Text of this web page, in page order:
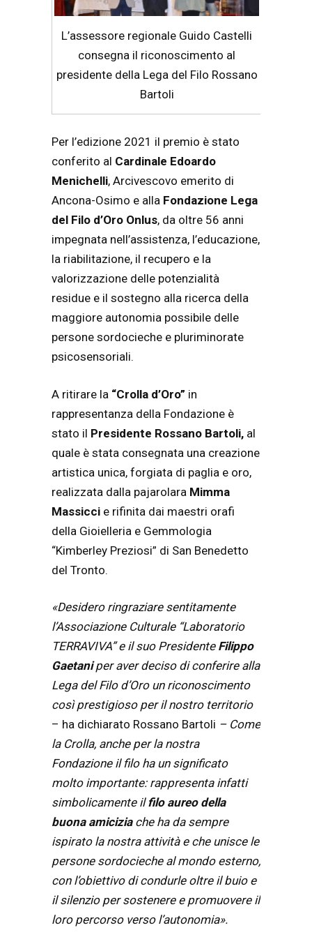
L’assessore regionale Guido Castelli
consegna il riconoscimento al
presidente della Lega del Filo Rossano
Bartoli
Per l’edizione 2021 il premio è stato
conferito al Cardinale Edoardo
Menichelli, Arcivescovo emerito di
Ancona-Osimo e alla Fondazione Lega
del Filo d’Oro Onlus, da oltre 56 anni
impegnata nell’assistenza, l’educazione,
la riabilitazione, il recupero e la
valorizzazione delle potenzialità
residue e il sostegno alla ricerca della
maggiore autonomia possibile delle
persone sordocieche e pluriminorate
psicosensoriali.
A ritirare la “Crolla d’Oro” in
rappresentanza della Fondazione è
stato il Presidente Rossano Bartoli, al
quale è stata consegnata una creazione
artistica unica, forgiata di paglia e oro,
realizzata dalla pajarolara Mimma
Massicci e rifinita dai maestri orafi
della Gioielleria e Gemmologia
“Kimberley Preziosi” di San Benedetto
del Tronto.
«Desidero ringraziare sentitamente
l’Associazione Culturale “Laboratorio
TERRAVIVA” e il suo Presidente Filippo
Gaetaniper aver deciso di conferire alla
Lega del Filo d’Oro un riconoscimento
così prestigioso per il nostro territorio
– ha dichiarato Rossano Bartoli – Come
la Crolla, anche per la nostra
Fondazione il filo ha un significato
molto importante: rappresenta infatti
simbolicamente ilfilo aureo della
buona amiciziache ha da sempre
ispirato la nostra attività e che unisce le
persone sordocieche al mondo esterno,
con l’obiettivo di condurle oltre il buio e
il silenzio per sostenere e promuovere il
loro percorso verso l’autonomia».